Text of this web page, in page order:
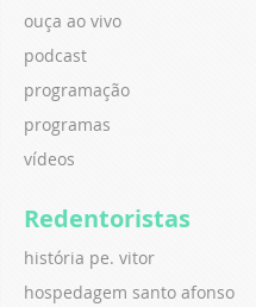
ouça ao vivo
podcast
programação
programas
vídeos
Redentoristas
história pe. vitor
hospedagem santo afonso